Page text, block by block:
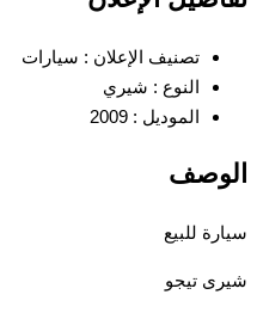
تصنيف الإعلان :سيارات
النوع :شيري
الموديل :2009
للبيع
تيجو